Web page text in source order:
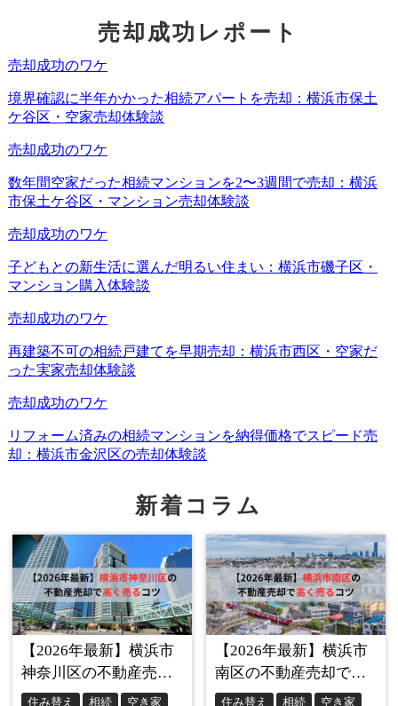
社会的リスク：地域社会への影響
不法投棄と環境悪化
空き家が増えると、思わぬところで地域の環境が悪
化する可能性があります。その最たる例が、
管理されていない空き家の敷地は、残念ながら不法
投棄の格好のターゲットになってしまいます。「誰
も見ていないだろう」「どうせ空き家だから」とい
う心理が働き、ゴミを捨てていく人が後を絶たない
のです。
最初は小さなゴミかもしれません。でも、そのゴミ
売却成功レポート
新着コラム